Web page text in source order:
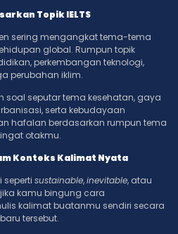
Topik IELTS
sering mengangkat tema-tema
global. Rumpun topik
perkembangan teknologi,
perubahan iklim.
soal seputar tema kesehatan, gaya
serta kebudayaan
hafalan berdasarkan rumpun tema
otakmu.
Konteks Kalimat Nyata
sustainable,inevitable, atau
kamu bingung cara
kalimat buatanmu sendiri secara
tersebut.